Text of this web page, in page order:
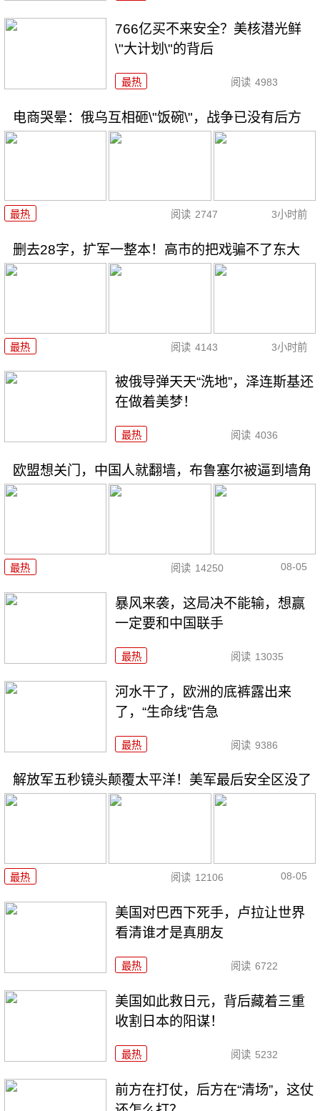
766亿买不来安全？美核潜光鲜
\"大计划\"的背后
最热 阅读 4983
电商哭晕：俄乌互相砸\"饭碗\"，战争已没有后方
最热 阅读 2747 3小时前
删去28字，扩军一整本！高市的把戏骗不了东大
最热 阅读 4143 3小时前
被俄导弹天天“洗地”，泽连斯基还
在做着美梦！
最热 阅读 4036
欧盟想关门，中国人就翻墙，布鲁塞尔被逼到墙角
最热 阅读 14250 08-05
暴风来袭，这局决不能输，想赢
一定要和中国联手
最热 阅读 13035
河水干了，欧洲的底裤露出来
了，“生命线”告急
最热 阅读 9386
解放军五秒镜头颠覆太平洋！美军最后安全区没了
最热 阅读 12106 08-05
美国对巴西下死手，卢拉让世界
看清谁才是真朋友
最热 阅读 6722
美国如此救日元，背后藏着三重
收割日本的阳谋！
最热 阅读 5232
前方在打仗，后方在“清场”，这仗